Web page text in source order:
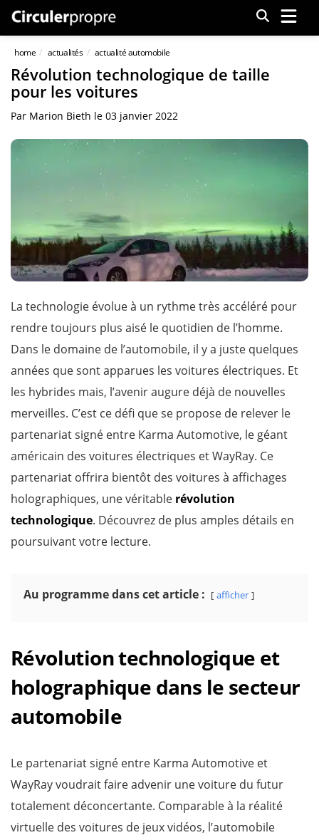
Menu
home actualités actualité automobile
Révolution technologique de taille
pour les voitures
Par Marion Bieth le 03 janvier 2022
La technologie évolue à un rythme très accéléré pour
rendre toujours plus aisé le quotidien de l’homme.
Dans le domaine de l’automobile, il y a juste quelques
années que sont apparues les voitures électriques. Et
les hybrides mais, l’avenir augure déjà de nouvelles
merveilles. C’est ce défi que se propose de relever le
partenariat signé entre Karma Automotive, le géant
américain des voitures électriques et WayRay. Ce
partenariat offrira bientôt des voitures à affichages
holographiques, une véritable révolution
technologique. Découvrez de plus amples détails en
poursuivant votre lecture.
Au programme dans cet article : afficher
Révolution technologique et
holographique dans le secteur
automobile
Le partenariat signé entre Karma Automotive et
WayRay voudrait faire advenir une voiture du futur
totalement déconcertante. Comparable à la réalité
virtuelle des voitures de jeux vidéos, l’automobile